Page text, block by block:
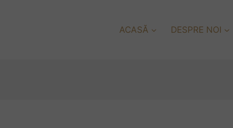
ACASĂ DESPRE NOI